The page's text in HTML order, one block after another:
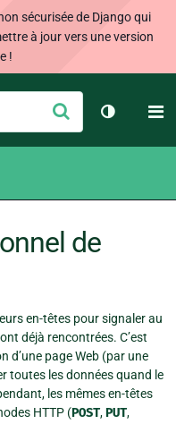
sécurisée de Django qui
à jour vers une version
!
Envoyer
Changer
de
en-têtes pour signaler au
déjà rencontrées. C’est
d’une page Web (par une
toutes les données quand le
les mêmes en-têtes
HTTP (POST,PUT,